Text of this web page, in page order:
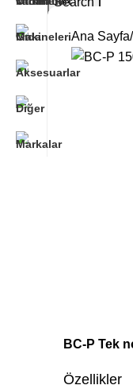
Ana Sayfa
BC-P Tek
Özellikler